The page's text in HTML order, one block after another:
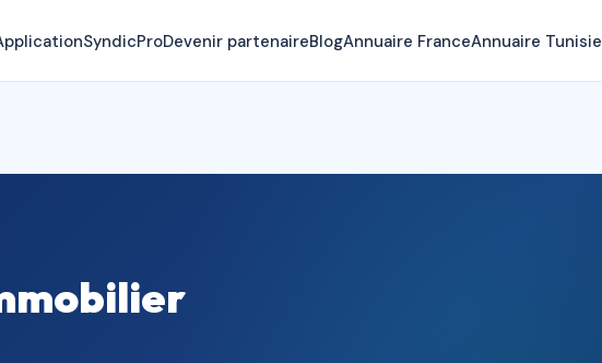
SyndicProDevenir partenaireBlogAnnuaire FranceAnnuaire Tunisie